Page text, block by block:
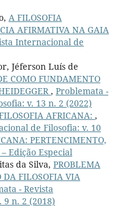
A FILOSOFIA
AFIRMATIVA NA GAIA
Internacional de
Jéferson Luís de
COMO FUNDAMENTO
, Problemata -
v. 13 n. 2 (2022)
AFRICANA: ,
de Filosofia: v. 10
PERTENCIMENTO,
– Edição Especial
da Silva, PROBLEMA
DA FILOSOFIA VIA
- Revista
n. 2 (2018)